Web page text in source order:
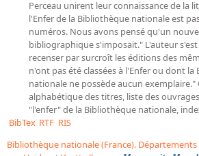
Perceau unirent leur connaissance de la
l'Enfer de la Bibliothèque nationale est
numéros. Nous avons pensé qu'un
bibliographique s'imposait." L'auteur s'est
recenser par surcroît les éditions des
n'ont pas été classées à l'Enfer ou dont
nationale ne possède aucun exemplaire."
alphabétique des titres, liste des
"l'enfer" de la Bibliothèque nationale,
BibTex RTF RIS
Bibliothèque nationale (France).